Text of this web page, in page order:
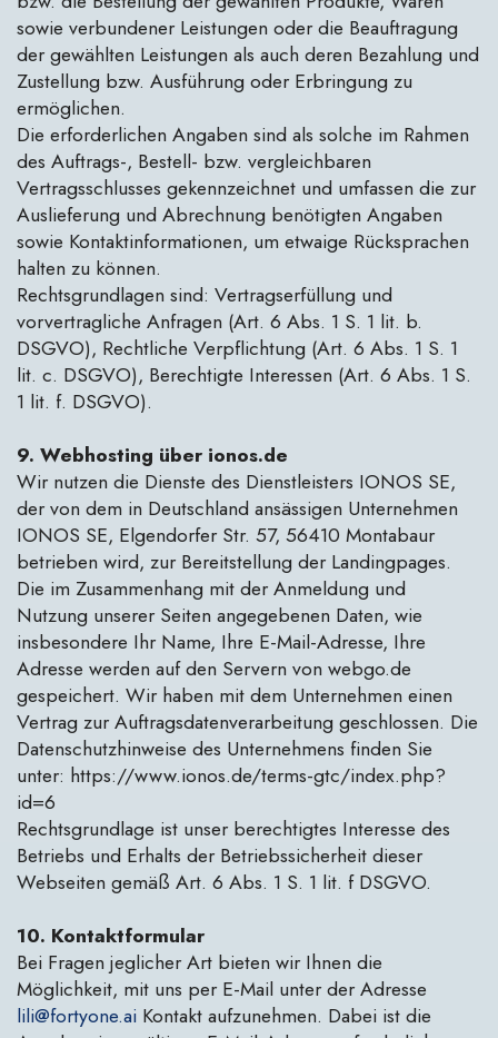
sowie verbundener Leistungen oder die Beauftragung
der gewählten Leistungen als auch deren Bezahlung und
Zustellung bzw. Ausführung oder Erbringung zu
ermöglichen.
Die erforderlichen Angaben sind als solche im Rahmen
des Auftrags-, Bestell- bzw. vergleichbaren
Vertragsschlusses gekennzeichnet und umfassen die zur
Auslieferung und Abrechnung benötigten Angaben
sowie Kontaktinformationen, um etwaige Rücksprachen
halten zu können.
Rechtsgrundlagen sind: Vertragserfüllung und
vorvertragliche Anfragen (Art. 6 Abs. 1 S. 1 lit. b.
DSGVO), Rechtliche Verpflichtung (Art. 6 Abs. 1 S. 1
lit. c. DSGVO), Berechtigte Interessen (Art. 6 Abs. 1 S.
1 lit. f. DSGVO).
9. Webhosting über ionos.de
Wir nutzen die Dienste des Dienstleisters IONOS SE,
der von dem in Deutschland ansässigen Unternehmen
IONOS SE, Elgendorfer Str. 57, 56410 Montabaur
betrieben wird, zur Bereitstellung der Landingpages.
Die im Zusammenhang mit der Anmeldung und
Nutzung unserer Seiten angegebenen Daten, wie
insbesondere Ihr Name, Ihre E-Mail-Adresse, Ihre
Adresse werden auf den Servern von webgo.de
gespeichert. Wir haben mit dem Unternehmen einen
Vertrag zur Auftragsdatenverarbeitung geschlossen. Die
Datenschutzhinweise des Unternehmens finden Sie
unter: https://www.ionos.de/terms-gtc/index.php?
id=6
Rechtsgrundlage ist unser berechtigtes Interesse des
Betriebs und Erhalts der Betriebssicherheit dieser
Webseiten gemäß Art. 6 Abs. 1 S. 1 lit. f DSGVO.
10. Kontaktformular
Bei Fragen jeglicher Art bieten wir Ihnen die
Möglichkeit, mit uns per E-Mail unter der Adresse
lili@fortyone.ai Kontakt aufzunehmen. Dabei ist die